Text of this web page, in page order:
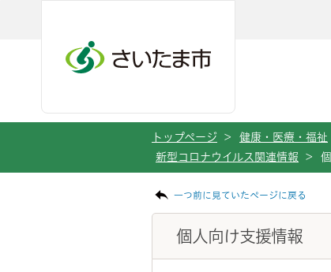
トップページ > 健康・医療・福祉
新型コロナウイルス関連情報
>
一つ前に見ていたページに戻る
個人向け支援情報